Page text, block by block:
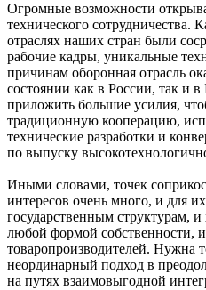
Огромные возможности
технического сотрудничества.
отраслях наших стран были
рабочие кадры, уникальные
причинам оборонная отрасль
состоянии как в России, так и
приложить большие усилия,
традиционную кооперацию,
технические разработки и
по выпуску
Иными словами, точек
интересов очень много, и для
государственным структурам,
любой формой собственности,
товаропроизводителей. Нужна
неординарный подход в
на путях взаимовыгодной